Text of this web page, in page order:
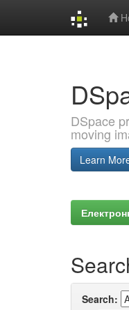
DSpace
moving
Learn
Search: